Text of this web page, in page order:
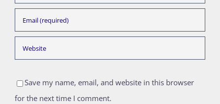
Save my name, email, and website in this browser
for the next time I comment.